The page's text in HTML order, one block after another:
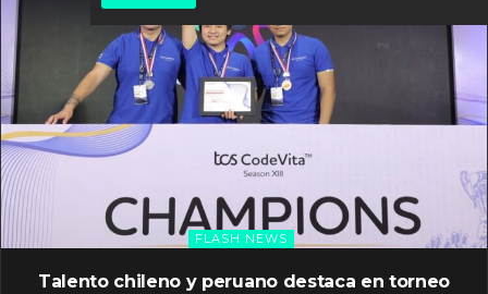
FLASH NEWS
Talento chileno y peruano destaca en torneo